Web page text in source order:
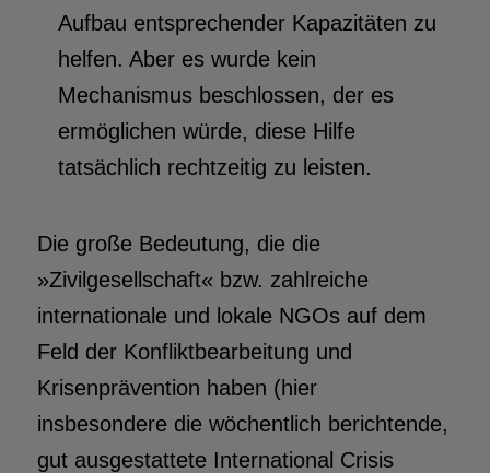
Aufbau entsprechender Kapazitäten zu
helfen. Aber es wurde kein
Mechanismus beschlossen, der es
ermöglichen würde, diese Hilfe
tatsächlich rechtzeitig zu leisten.
Die große Bedeutung, die die
»Zivilgesellschaft« bzw. zahlreiche
internationale und lokale NGOs auf dem
Feld der Konfliktbearbeitung und
Krisenprävention haben (hier
insbesondere die wöchentlich berichtende,
gut ausgestattete International Crisis